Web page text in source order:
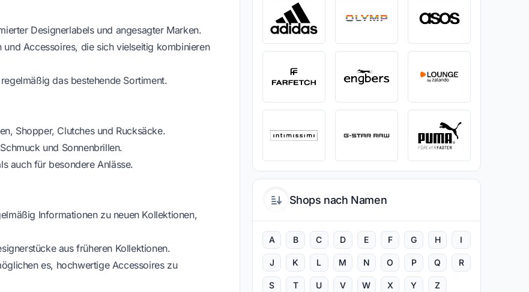
Designerlabels und angesagter Marken.
Accessoires, die sich vielseitig kombinieren
das bestehende Sortiment.
Shopper, Clutches und Rucksäcke.
und Sonnenbrillen.
auch für besondere Anlässe.
Informationen zu neuen Kollektionen,
aus früheren Kollektionen.
es, hochwertige Accessoires zu
Shops nach Namen
A B C D E F G H I
J K L M N O P Q R
S T U V W X Y Z